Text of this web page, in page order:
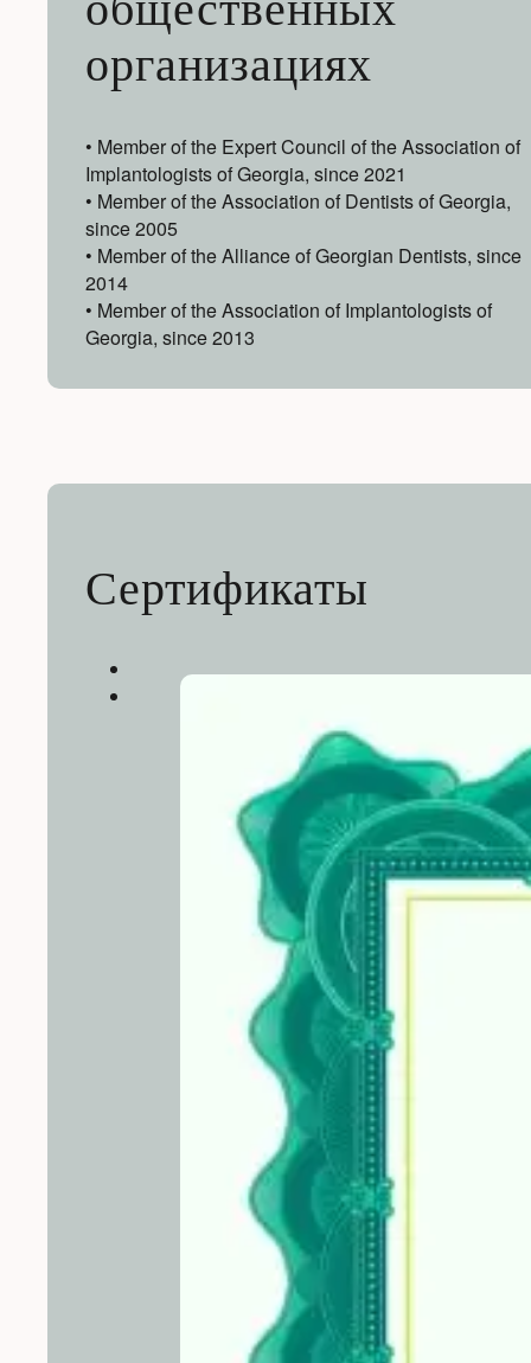
общественных
организациях
• Member of the Expert Council of the Association of
Implantologists of Georgia, since 2021
• Member of the Association of Dentists of Georgia,
since 2005
• Member of the Alliance of Georgian Dentists, since
2014
• Member of the Association of Implantologists of
Georgia, since 2013
Сертификаты